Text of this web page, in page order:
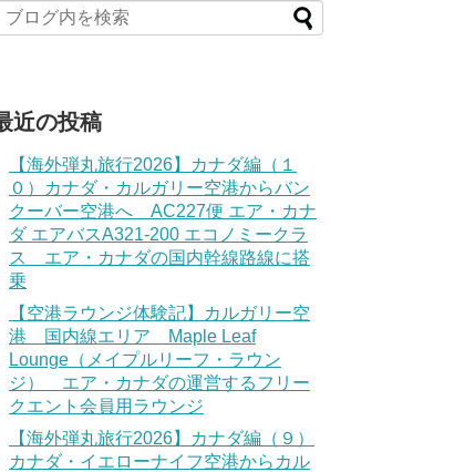
近の投稿
【海外弾丸旅行2026】カナダ編（１
０）カナダ・カルガリー空港からバン
クーバー空港へ AC227便 エア・カナ
ダ エアバスA321-200 エコノミークラ
ス エア・カナダの国内幹線路線に搭
乗
【空港ラウンジ体験記】カルガリー空
港 国内線エリア Maple Leaf
Lounge（メイプルリーフ・ラウン
ジ） エア・カナダの運営するフリー
クエント会員用ラウンジ
【海外弾丸旅行2026】カナダ編（９）
カナダ・イエローナイフ空港からカル